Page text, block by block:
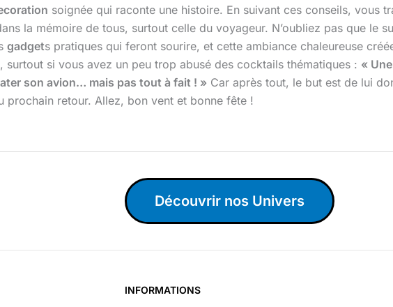
soignée qui raconte une histoire. En suivant ces conseils, vous
la mémoire de tous, surtout celle du voyageur. N’oubliez pas que le
gadgets pratiques qui feront sourire, et cette ambiance chaleureuse
surtout si vous avez un peu trop abusé des cocktails thématiques : «
son avion… mais pas tout à fait ! » Car après tout, le but est de lui
prochain retour. Allez, bon vent et bonne fête !
Découvrir nos Univers
INFORMATIONS